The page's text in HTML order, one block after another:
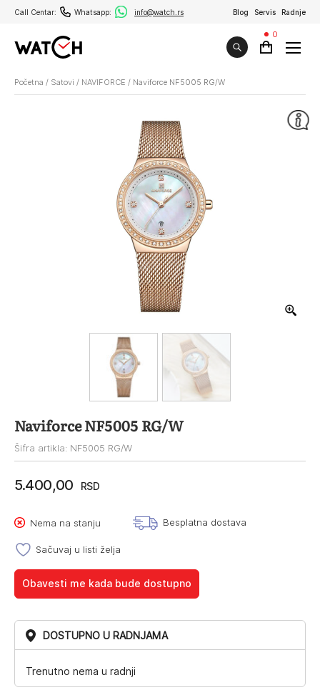
Call Centar: Whatsapp: info@watch.rs Blog Servis Radnje
0
Početna / Satovi / NAVIFORCE / Naviforce NF5005 RG/W
Naviforce NF5005 RG/W
Šifra artikla: NF5005 RG/W
5.400,00 RSD
Nema na stanju Besplatna dostava
Sačuvaj u listi želja
Obavesti me kada bude dostupno
DOSTUPNO U RADNJAMA
Trenutno nema u radnji